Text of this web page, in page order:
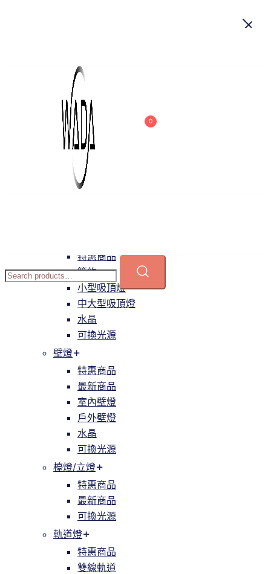
0
吊燈
特惠商品
小型吊燈
中大型吊燈
長形吊燈
特惠商品
簡約
小型吸頂燈
中大型吸頂燈
水晶
可換光源
壁燈
特惠商品
最新商品
室內壁燈
戶外壁燈
水晶
可換光源
檯燈/立燈
特惠商品
最新商品
可換光源
軌道燈
特惠商品
雙線軌道